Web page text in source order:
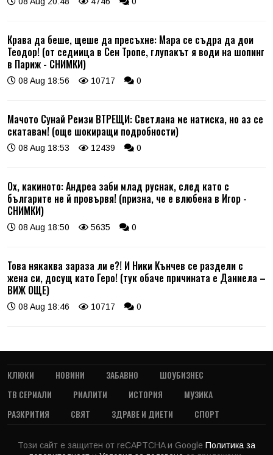
Крава да беше, щеше да пресъхне: Мара се съдра да дои
Теодор! (от седмица в Сен Тропе, глупакът я води на шопинг
в Париж - СНИМКИ)
08 Aug 18:56 10717 0
Мачото Сунай Ремзи ВТРЕЩИ: Светлана ме натиска, но аз се
скатавам! (още шокиращи подробности)
08 Aug 18:53 12439 0
Ох, какиното: Андреа заби млад руснак, след като с
българите не й провървя! (призна, че е влюбена в Игор -
СНИМКИ)
08 Aug 18:50 5635 0
Това някаква зараза ли е?! И Ники Кънчев се раздели с
жена си, досущ като Геро! (тук обаче причината е Даниела –
ВИЖ ОЩЕ)
08 Aug 18:46 10717 0
КЛЮКИ НОВИНИ ЗАБАВНО
ШОУБИЗНЕС
ТВ СЕРИАЛИ
РИАЛИТИ ИСТОРИЯ
МУЗИКА
РАЗКРИТИЯ
СВЯТ ЗДРАВЕ И ДИЕТИ СПОРТ
Този сайт е защитен от reCAPTCHA и Google Политика за